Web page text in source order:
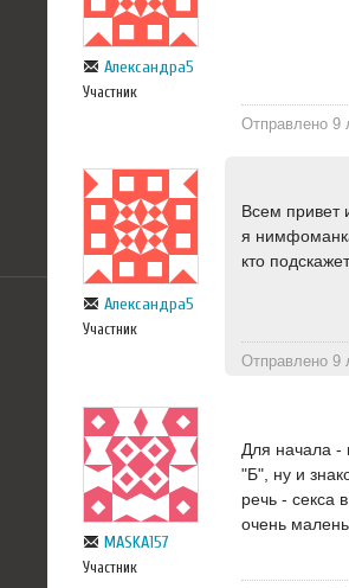
Александра5
Участник
Отправлено 9
Александра5
Участник
Всем привет
я
кто
Отправлено 9
MASKA157
Участник
Для начала -
"Б", ну и
речь - секса
очень